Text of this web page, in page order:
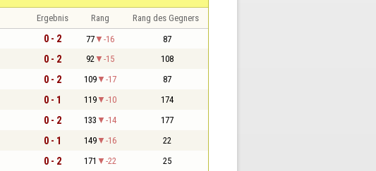
Ergebnis Rang Rang des Gegners
0 - 2 77 -16 87
0 - 2 92 -15 108
0 - 2 109 -17 87
0 - 1 119 -10 174
0 - 2 133 -14 177
0 - 1 149 -16 22
0 - 2 171 -22 25